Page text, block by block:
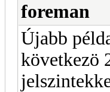
foreman
Újabb
következö